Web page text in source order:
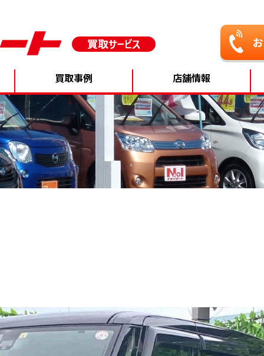
買取事例 店舗情報